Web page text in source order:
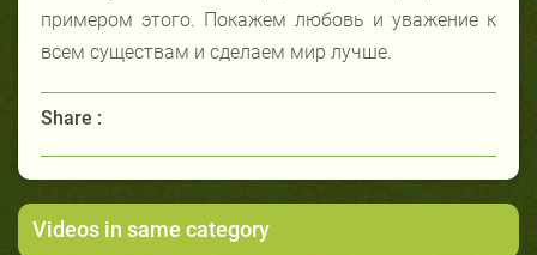
примером этого. Покажем любовь и уважение к
всем существам и сделаем мир лучше.
Share :
Videos in same category